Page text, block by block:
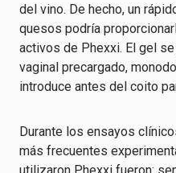
del vino. De hecho, un
quesos podría
activos de Phexxi. El gel
vaginal precargado,
introduce antes del coito
Durante los ensayos
más frecuentes